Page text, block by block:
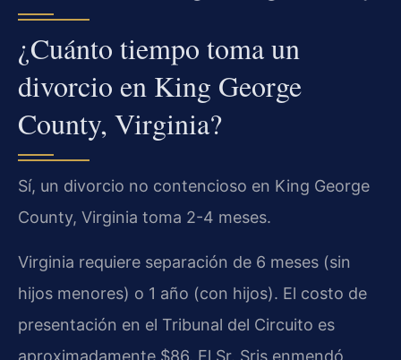
¿Cuánto tiempo toma un
divorcio en King George
County, Virginia?
Sí, un divorcio no contencioso en King George
County, Virginia toma 2-4 meses.
Virginia requiere separación de 6 meses (sin
hijos menores) o 1 año (con hijos). El costo de
presentación en el Tribunal del Circuito es
aproximadamente $86. El Sr. Sris enmendó